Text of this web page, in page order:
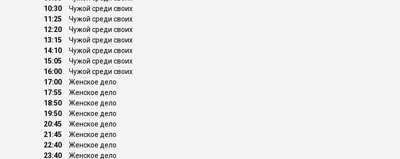
10:30
Чужой среди своих
11:25
Чужой среди своих
12:20
Чужой среди своих
13:15
Чужой среди своих
14:10
Чужой среди своих
15:05
Чужой среди своих
16:00
Чужой среди своих
17:00
Женское дело
17:55
Женское дело
18:50
Женское дело
19:50
Женское дело
20:45
Женское дело
21:45
Женское дело
22:40
Женское дело
23:40
Женское дело